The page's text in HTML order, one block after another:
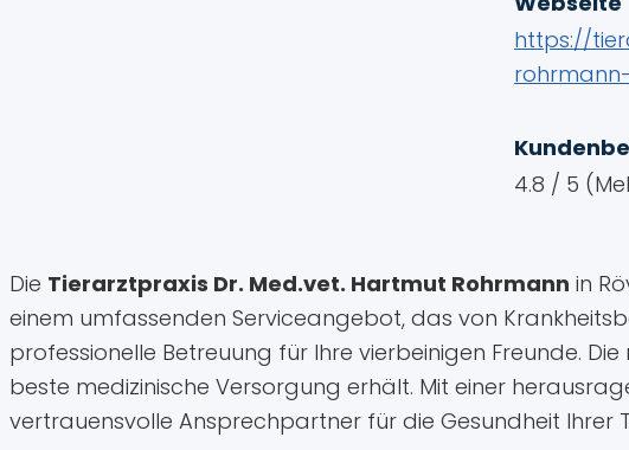
https://
4.8 / 5
Die Tierarztpraxis Dr. Med.vet. Hartmut Rohrmann in
einem umfassenden Serviceangebot, das von
professionelle Betreuung für Ihre vierbeinigen Freunde.
beste medizinische Versorgung erhält. Mit einer
vertrauensvolle Ansprechpartner für die Gesundheit Ihrer